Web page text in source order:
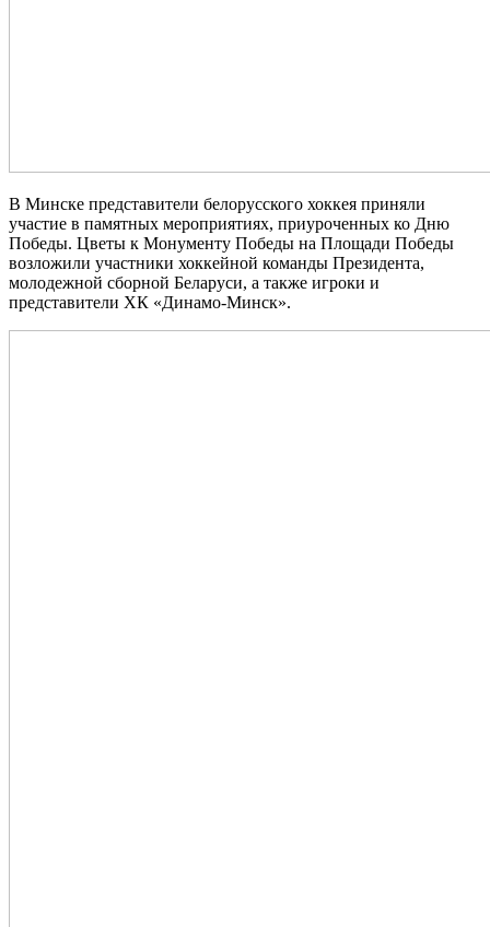
В Минске представители белорусского хоккея приняли
участие в памятных мероприятиях, приуроченных ко Дню
Победы. Цветы к Монументу Победы на Площади Победы
возложили участники хоккейной команды Президента,
молодежной сборной Беларуси, а также игроки и
представители ХК «Динамо‑Минск».